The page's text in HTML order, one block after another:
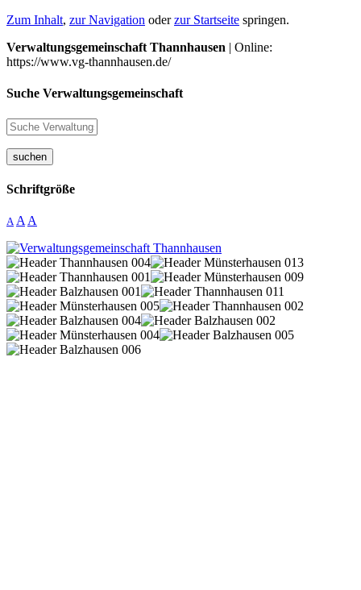
Zum Inhalt, zur Navigation oderzur Startseite springen.
Verwaltungsgemeinschaft Thannhausen | Online:
https://www.vg-thannhausen.de/
Suche Verwaltungsgemeinschaft
suchen
Schriftgröße
A A A